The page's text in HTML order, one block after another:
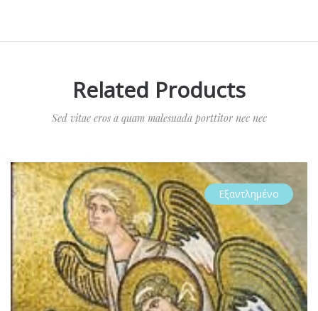
Related Products
Sed vitae eros a quam malesuada porttitor nec nec
Εξαντλημένο